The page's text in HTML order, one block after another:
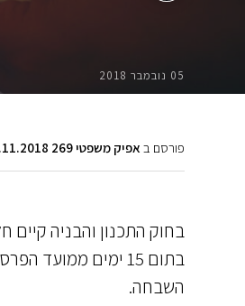
05 נובמבר 2018
פורסם ב אפיק משפטי 269 07.11.2018
בחוק התכנון והבניה קיים
בתום 15 ימים
השבחה.